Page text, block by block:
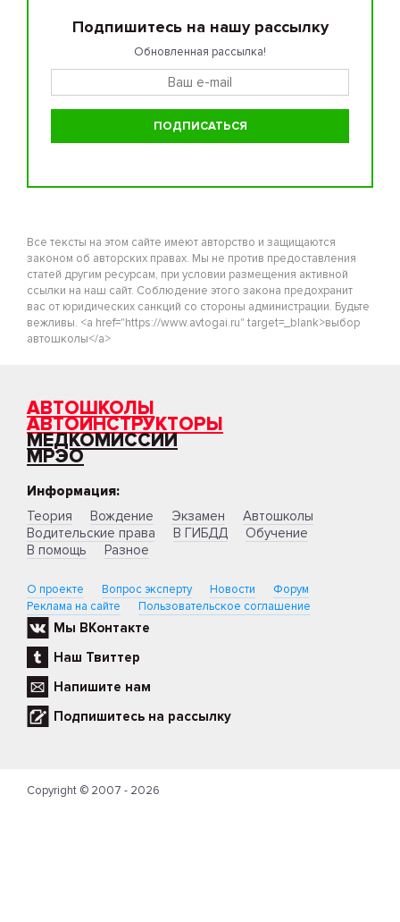
Подпишитесь на нашу рассылку
Обновленная рассылка!
Все тексты на этом сайте имеют авторство и защищаются
законом об авторских правах. Мы не против предоставления
статей другим ресурсам, при условии размещения активной
ссылки на наш сайт. Соблюдение этого закона предохранит
вас от юридических санкций со стороны администрации. Будьте
вежливы. <a href="https://www.avtogai.ru" target=_blank>выбор
автошколы</a>
АВТОШКОЛЫ
АВТОИНСТРУКТОРЫ
МЕДКОМИССИИ
МРЭО
Информация:
Теория
Вождение Экзамен
Автошколы
Водительские права
В ГИБДД
Обучение
В помощь
Разное
О проекте Вопрос эксперту Новости
Форум
Реклама на сайте
Пользовательское соглашение
Мы ВКонтакте
Наш Твиттер
Напишите нам
Подпишитесь на рассылку
Copyright © 2007 - 2026